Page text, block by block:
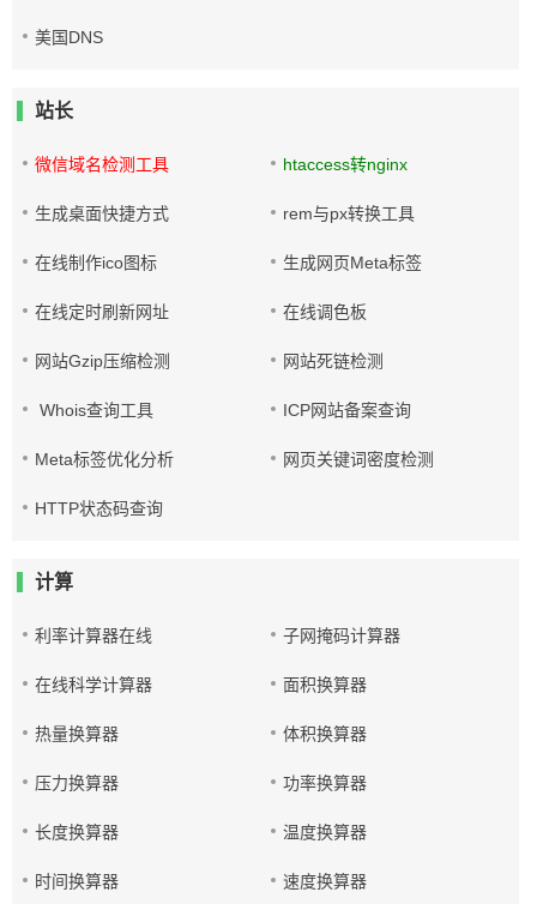
美国DNS
站长
微信域名检测工具 htaccess转nginx
生成桌面快捷方式 rem与px转换工具
在线制作ico图标 生成网页Meta标签
在线定时刷新网址 在线调色板
网站Gzip压缩检测 网站死链检测
Whois查询工具 ICP网站备案查询
Meta标签优化分析 网页关键词密度检测
HTTP状态码查询
计算
利率计算器在线 子网掩码计算器
在线科学计算器 面积换算器
热量换算器 体积换算器
压力换算器 功率换算器
长度换算器 温度换算器
时间换算器 速度换算器